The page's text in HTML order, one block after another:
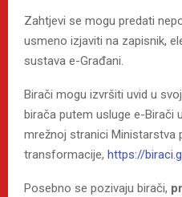
Zahtjevi se mogu predati
usmeno izjaviti na zapisnik,
sustava e-Građani.
Birači mogu izvršiti uvid u
birača putem usluge e-Birači
mrežnoj stranici Ministarstva
transformacije, https://
Posebno se pozivaju birači,